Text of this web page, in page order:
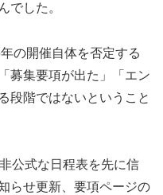
でした。
の開催自体を否定する
募集要項が出た」「エン
段階ではないということ
公式な日程表を先に信
らせ更新、要項ページの